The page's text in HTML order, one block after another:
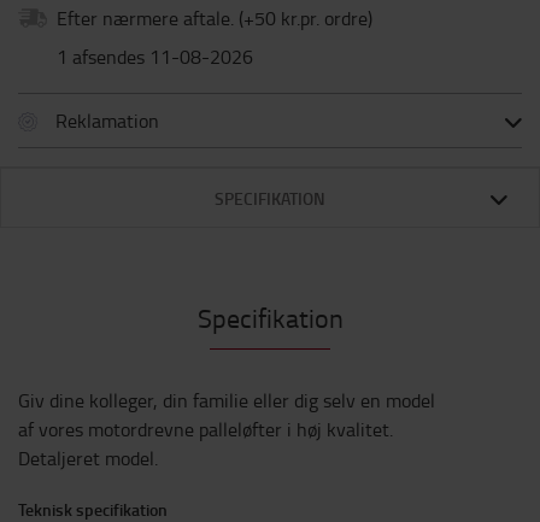
Efter nærmere aftale. (+50 kr.pr. ordre)
1 afsendes 11-08-2026
Reklamation
SPECIFIKATION
Specifikation
Giv dine kolleger, din familie eller dig selv en model
af vores motordrevne palleløfter i høj kvalitet.
Detaljeret model.
Teknisk specifikation